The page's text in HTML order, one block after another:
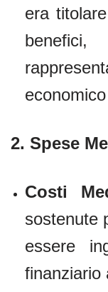
era
2. Spese
Costi
sostenute
essere
finanziario